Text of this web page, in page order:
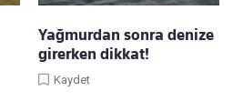
Yağmurdan sonra denize
girerken dikkat!
Kaydet